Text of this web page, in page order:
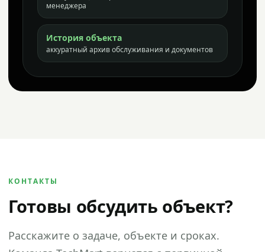
менеджера
История объекта
аккуратный архив обслуживания и документов
КОНТАКТЫ
Готовы обсудить объект?
Расскажите о задаче, объекте и сроках.